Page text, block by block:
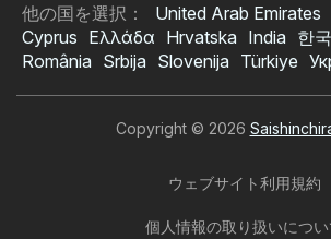
イオン チラシ
他の国を選択： United Arab Emirates
Cyprus Ελλάδα Hrvatska India 한국
România Srbija Slovenija Türkiye
Copyright © 2026
ウェブサイト利用規約
個人情報の取り扱いについ